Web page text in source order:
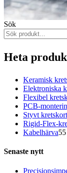
Sök
Heta
Keramisk
Elektroniska
Flexibel
PCB-
Styvt kretskort
Rigid-Flex-
Kabelhärva5
Senaste nytt